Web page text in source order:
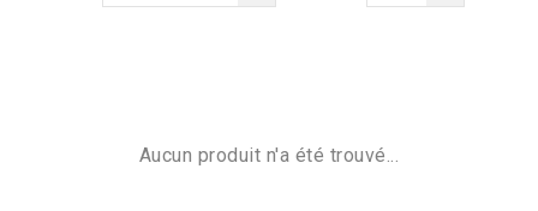
Aucun produit n'a été trouvé...